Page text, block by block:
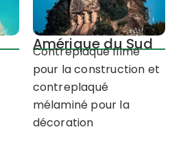
Amérique du Sud
Contreplaqué filmé
pour la construction et
contreplaqué
mélaminé pour la
décoration